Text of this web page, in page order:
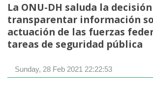
La ONU-DH saluda la
transparentar información
actuación de las fuerzas
tareas de seguridad pública
Sunday, 28 Feb 2021 22:22:53